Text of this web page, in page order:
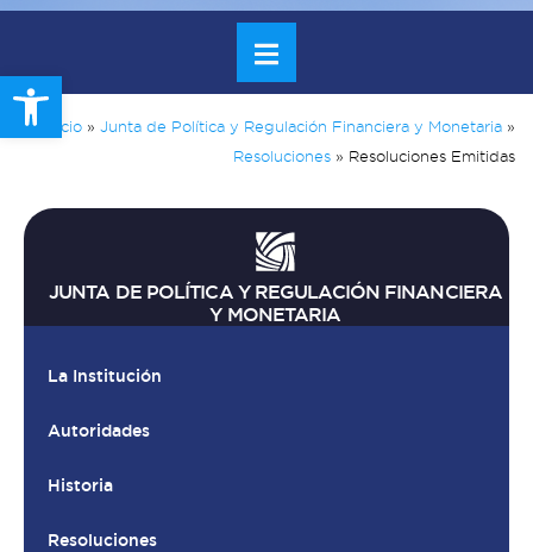
Open toolbar
Inicio » Junta de Política y Regulación Financiera y Monetaria »
Resoluciones » Resoluciones Emitidas
JUNTA DE POLÍTICA Y REGULACIÓN FINANCIERA
Y MONETARIA
La Institución
Autoridades
Historia
Resoluciones